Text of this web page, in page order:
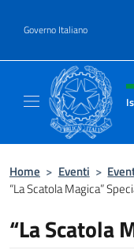
Governo Italiano
Home > Eventi >
“La Scatola Magica”
“La Scatola